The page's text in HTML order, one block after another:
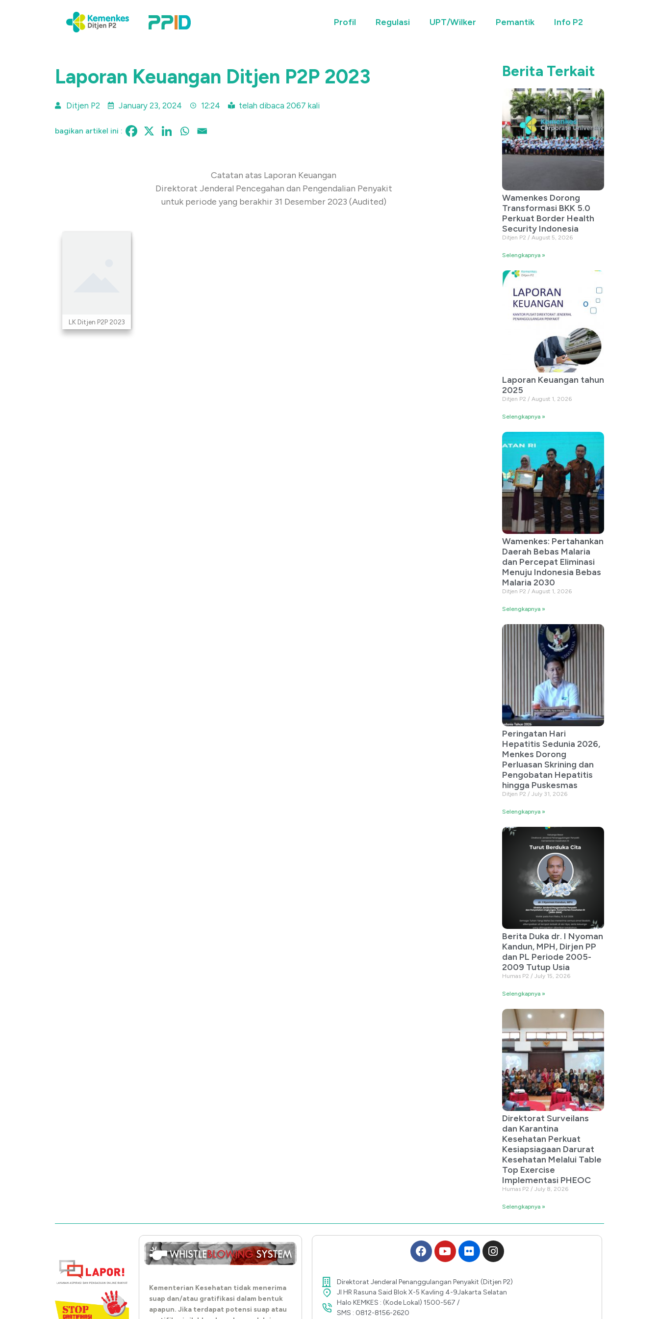
Profil Regulasi UPT/Wilker Pemantik Info P2
Laporan Keuangan Ditjen P2P 2023
Ditjen P2 January 23, 2024 12:24 telah dibaca 2067 kali
bagikan artikel ini :
Catatan atas Laporan Keuangan
Direktorat Jenderal Pencegahan dan Pengendalian Penyakit
untuk periode yang berakhir 31 Desember 2023 (Audited)
LK Ditjen P2P 2023
Berita Terkait
Wamenkes Dorong
Transformasi BKK 5.0
Perkuat Border Health
Security Indonesia
Ditjen P2 August 5, 2026
Selengkapnya »
Laporan Keuangan tahun
2025
Ditjen P2 August 1, 2026
Selengkapnya »
Wamenkes: Pertahankan
Daerah Bebas Malaria
dan Percepat Eliminasi
Menuju Indonesia Bebas
Malaria 2030
Ditjen P2 August 1, 2026
Selengkapnya »
Peringatan Hari
Hepatitis Sedunia 2026,
Menkes Dorong
Perluasan Skrining dan
Pengobatan Hepatitis
hingga Puskesmas
Ditjen P2 July 31, 2026
Selengkapnya »
Berita Duka dr. I Nyoman
Kandun, MPH, Dirjen PP
dan PL Periode 2005-
2009 Tutup Usia
Humas P2 July 15, 2026
Selengkapnya »
Direktorat Surveilans
dan Karantina
Kesehatan Perkuat
Kesiapsiagaan Darurat
Kesehatan Melalui Table
Top Exercise
Implementasi PHEOC
Humas P2 July 8, 2026
Selengkapnya »
Kementerian Kesehatan tidak menerima
suap dan/atau gratifikasi dalam bentuk
apapun. Jika terdapat potensi suap atau
Direktorat Jenderal Penanggulangan Penyakit (Ditjen P2)
Jl HR Rasuna Said Blok X-5 Kavling 4-9Jakarta Selatan
Halo KEMKES : (Kode Lokal) 1500-567 /
SMS : 0812-8156-2620